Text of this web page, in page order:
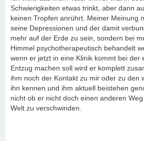
Schwierigkeiten etwas trinkt, aber dann
keinen Tropfen anrührt. Meiner Meinung
seine Depressionen und der damit
mehr auf der Erde zu sein, sondern bei
Himmel psychotherapeutisch behandelt
wenn er jetzt in eine Klinik kommt bei der
Entzug machen soll wird er komplett
ihm noch der Kontakt zu mir oder zu den
ihn kennen und ihm aktuell beistehen
nicht ob er nicht doch einen anderen
Welt zu verschwinden.